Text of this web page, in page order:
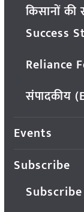
किसानों
Success
Reliance
संपादकीय
Events
Subscribe